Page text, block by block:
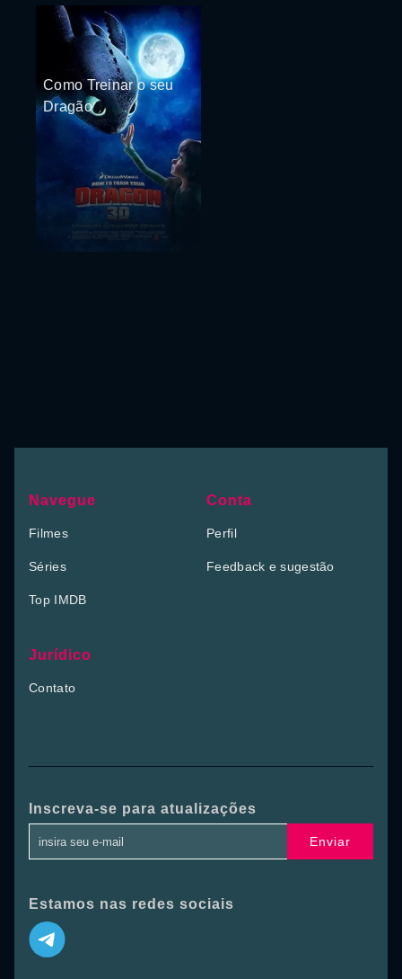
Como Treinar o seu
Dragão
Navegue
Filmes
Séries
Top IMDB
Conta
Perfil
Feedback e sugestão
Jurídico
Contato
Inscreva-se para atualizações
Enviar
Estamos nas redes sociais